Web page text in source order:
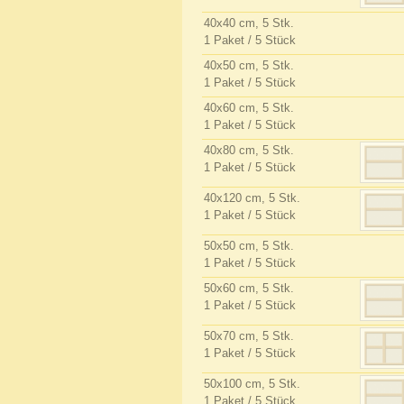
40x40 cm, 5 Stk.
1 Paket / 5 Stück
40x50 cm, 5 Stk.
1 Paket / 5 Stück
40x60 cm, 5 Stk.
1 Paket / 5 Stück
40x80 cm, 5 Stk.
1 Paket / 5 Stück
40x120 cm, 5 Stk.
1 Paket / 5 Stück
50x50 cm, 5 Stk.
1 Paket / 5 Stück
50x60 cm, 5 Stk.
1 Paket / 5 Stück
50x70 cm, 5 Stk.
1 Paket / 5 Stück
50x100 cm, 5 Stk.
1 Paket / 5 Stück